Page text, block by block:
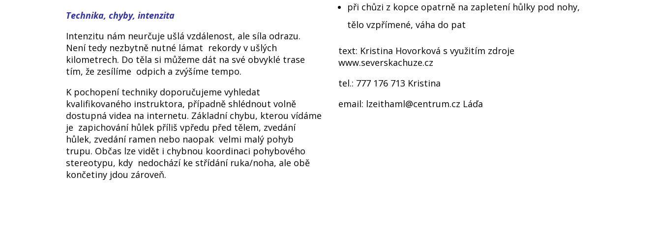
Technika, chyby, intenzita
Intenzitu nám neurčuje ušlá vzdálenost, ale síla odrazu.
Není tedy nezbytně nutné lámat rekordy v ušlých
kilometrech. Do těla si můžeme dát na své obvyklé trase
tím, že zesílíme odpich a zvýšíme tempo.
K pochopení techniky doporučujeme vyhledat
kvalifikovaného instruktora, případně shlédnout volně
dostupná videa na internetu. Základní chybu, kterou vídáme
je zapichování hůlek příliš vpředu před tělem, zvedání
hůlek, zvedání ramen nebo naopak velmi malý pohyb
trupu. Občas lze vidět i chybnou koordinaci pohybového
stereotypu, kdy nedochází ke střídání ruka/noha, ale obě
končetiny jdou zároveň.
při chůzi z kopce opatrně na zapletení hůlky pod nohy,
tělo vzpřímené, váha do pat
text: Kristina Hovorková s využitím zdroje
www.severskachuze.cz
tel.: 777 176 713 Kristina
email: lzeithaml@centrum.cz Láďa